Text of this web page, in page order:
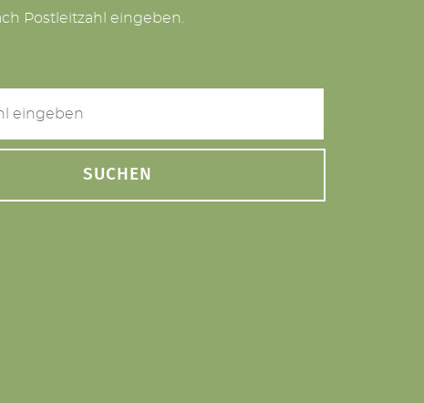
Postleitzahl eingeben.
SUCHEN